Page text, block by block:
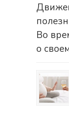
Во
о